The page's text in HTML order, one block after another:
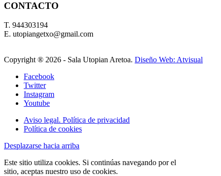
CONTACTO
T. 944303194
E. utopiangetxo@gmail.com
Copyright ® 2026 - Sala Utopian Aretoa. Diseño Web: Atvisual
Facebook
Twitter
Instagram
Youtube
Aviso legal. Política de privacidad
Política de cookies
Desplazarse hacia arriba
Este sitio utiliza cookies. Si continúas navegando por el
sitio, aceptas nuestro uso de cookies.